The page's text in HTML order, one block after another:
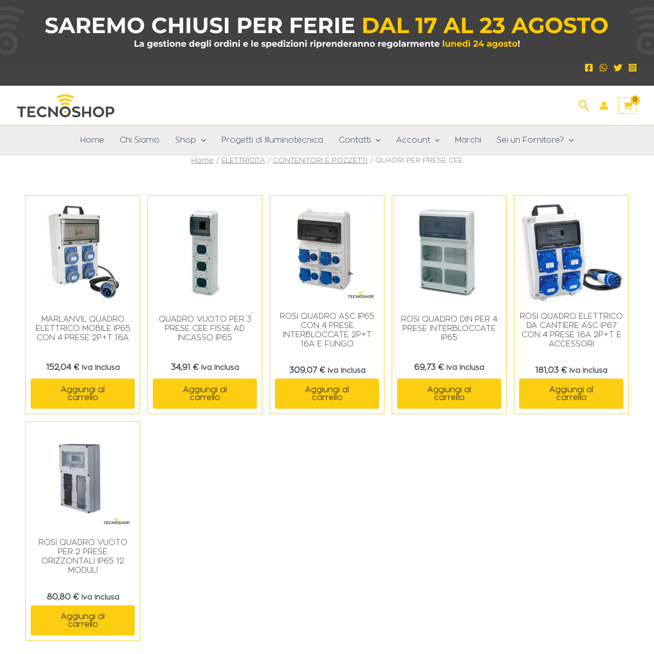
Cerca
Home Chi Siamo Shop Progetti di Illuminotecnica Contatti Account Marchi Sei un Fornitore?
Home / ELETTRICITÀ / CONTENITORI E POZZETTI / QUADRI PER PRESE CEE
MARLANVIL QUADRO
ELETTRICO MOBILE IP65
CON 4 PRESE 2P+T 16A
152,04 € Iva Inclusa
Aggiungi al
carrello
QUADRO VUOTO PER 3
PRESE CEE FISSE AD
INCASSO IP65
34,91 € Iva Inclusa
Aggiungi al
carrello
ROSI QUADRO ASC IP65
CON 4 PRESE
INTERBLOCCATE 2P+T
16A E FUNGO
309,07 € Iva Inclusa
Aggiungi al
carrello
ROSI QUADRO DIN PER 4
PRESE INTERBLOCCATE
IP65
69,73 € Iva Inclusa
Aggiungi al
carrello
ROSI QUADRO ELETTRICO
DA CANTIERE ASC IP67
CON 4 PRESE 16A 2P+T E
ACCESSORI
181,03 € Iva Inclusa
Aggiungi al
carrello
ROSI QUADRO VUOTO
PER 2 PRESE
ORIZZONTALI IP65 12
MODULI
80,80 € Iva Inclusa
Aggiungi al
carrello